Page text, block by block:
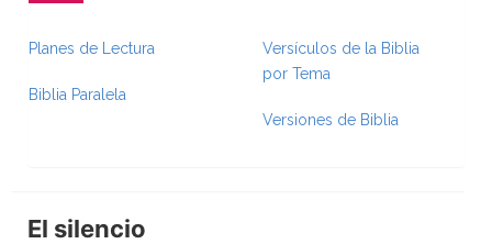
Planes de Lectura
Biblia Paralela
Versículos de la Biblia
por Tema
Versiones de Biblia
El silencio